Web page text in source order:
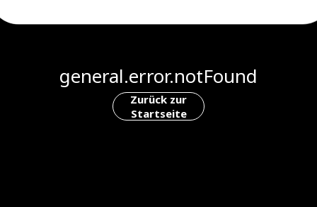
general.error.notFound
Zurück zur
Startseite